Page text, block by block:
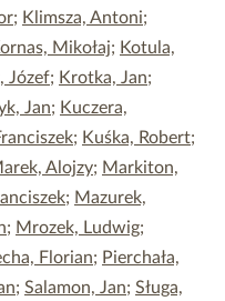
; Klimsza, Antoni;
Mikołaj; Kotula,
Józef; Krotka, Jan;
Jan; Kuczera,
; Kuśka, Robert;
Alojzy; Markiton,
; Mazurek,
; Mrozek, Ludwig;
Florian; Pierchała,
; Salamon, Jan; Sługa,